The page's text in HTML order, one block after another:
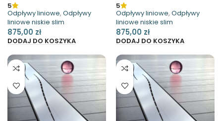
5
Odpływy liniowe, Odpływy
liniowe niskie slim
875,00 zł
DODAJ DO KOSZYKA
5
Odpływy liniowe, Odpływy
liniowe niskie slim
875,00 zł
DODAJ DO KOSZYKA